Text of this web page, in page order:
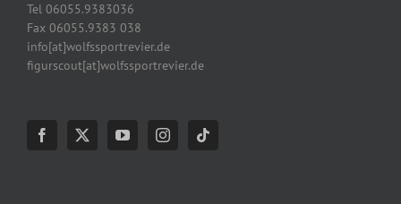
Tel 06055.9383036
Fax 06055.9383 038
info[at]wolfssportrevier.de
figurscout[at]wolfssportrevier.de